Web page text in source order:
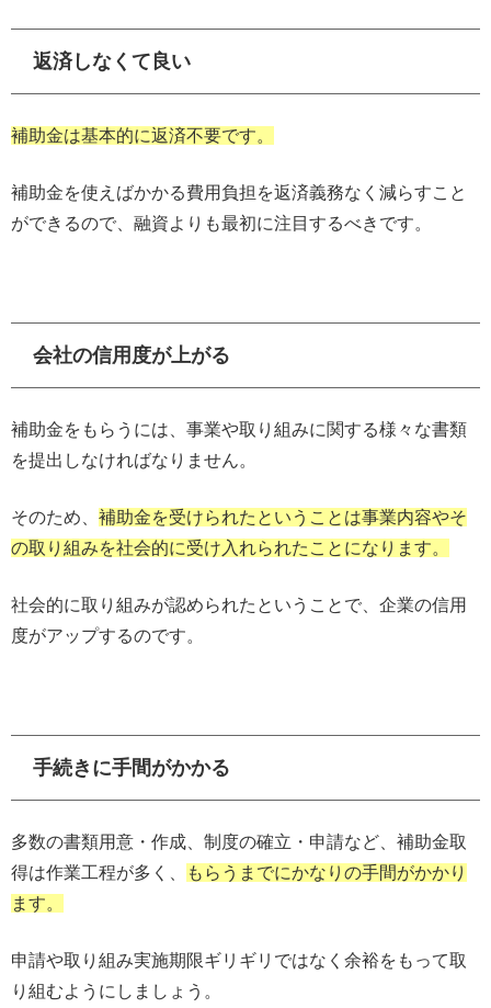
返済しなくて良い
補助金は基本的に返済不要です。
補助金を使えばかかる費用負担を返済義務なく減らすこと
ができるので、融資よりも最初に注目するべきです。
会社の信用度が上がる
補助金をもらうには、事業や取り組みに関する様々な書類
を提出しなければなりません。
そのため、 補助金を受けられたということは事業内容やそ
の取り組みを社会的に受け入れられたことになります。
社会的に取り組みが認められたということで、企業の信用
度がアップするのです。
手続きに手間がかかる
多数の書類用意・作成、制度の確立・申請など、補助金取
得は作業工程が多く、
もらうまでにかなりの手間がかかり
ます。
申請や取り組み実施期限ギリギリではなく余裕をもって取
り組むようにしましょう。